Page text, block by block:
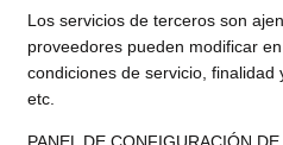
Los servicios de terceros son
proveedores pueden modificar
condiciones de servicio, finalidad
etc.